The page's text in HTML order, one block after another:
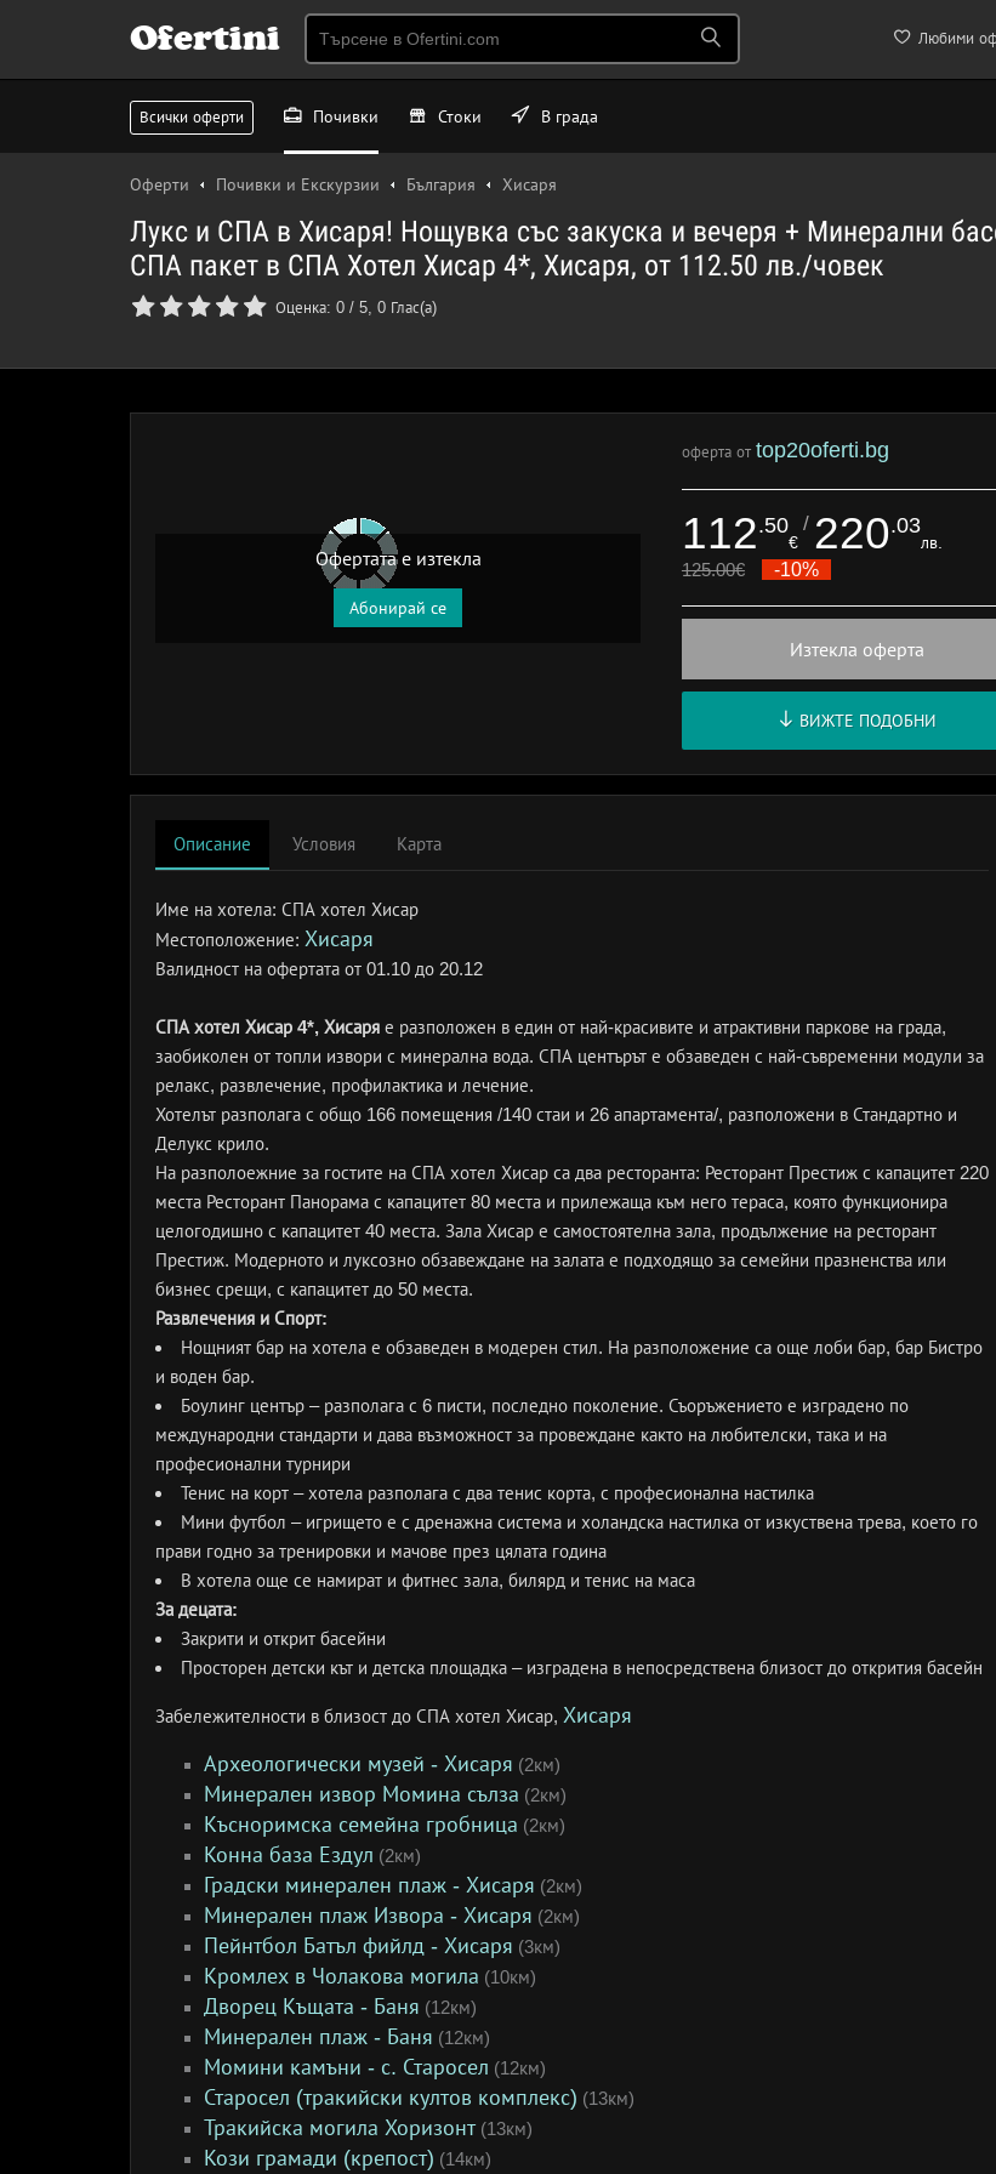
Любими
Ofertini
Всички оферти Почивки Стоки В града
Оферти Почивки и Екскурзии България Хисаря
Лукс и СПА в Хисаря! Нощувка със закуска и вечеря + Минерални
СПА пакет в СПА Хотел Хисар 4*, Хисаря, от 112.50 лв./човек
Оценка: 0 / 5, 0 Глас(а)
Офертата е изтекла
Абонирай се
оферта от top20oferti.bg
112.50
€
/ 220.03
лв.
125.00€ -10%
Изтекла оферта
ВИЖТЕ ПОДОБНИ
Описание Условия Карта
Име на хотела: СПА хотел Хисар
Местоположение: Хисаря
Валидност на офертата от 01.10 до 20.12
СПА хотел Хисар 4*, Хисаря е разположен в един от най-красивите и атрактивни паркове на града,
заобиколен от топли извори с минерална вода. СПА центърът е обзаведен с най-съвременни модули за
релакс, развлечение, профилактика и лечение.
Хотелът разполага с общо 166 помещения /140 стаи и 26 апартамента/, разположени в Стандартно и
Делукс крило.
На разполоежние за гостите на СПА хотел Хисар са два ресторанта: Ресторант Престиж с капацитет 220
места Ресторант Панорама с капацитет 80 места и прилежаща към него тераса, която функционира
целогодишно с капацитет 40 места. Зала Хисар е самостоятелна зала, продължение на ресторант
Престиж. Модерното и луксозно обзавеждане на залата е подходящо за семейни празненства или
бизнес срещи, с капацитет до 50 места.
Развлечения и Спорт:
Нощният бар на хотела е обзаведен в модерен стил. На разположение са още лоби бар, бар Бистро
и воден бар.
Боулинг център – разполага с 6 писти, последно поколение. Съоръжението е изградено по
международни стандарти и дава възможност за провеждане както на любителски, така и на
професионални турнири
Тенис на корт – хотела разполага с два тенис корта, с професионална настилка
Мини футбол – игрището е с дренажна система и холандска настилка от изкуствена трева, което го
прави годно за тренировки и мачове през цялата година
В хотела още се намират и фитнес зала, билярд и тенис на маса
За децата:
Закрити и открит басейни
Просторен детски кът и детска площадка – изградена в непосредствена близост до открития басейн
Забележителности в близост до СПА хотел Хисар, Хисаря
Археологически музей - Хисаря (2км)
Минерален извор Момина сълза (2км)
Късноримска семейна гробница (2км)
Конна база Ездул (2км)
Градски минерален плаж - Хисаря (2км)
Минерален плаж Извора - Хисаря (2км)
Пейнтбол Батъл фийлд - Хисаря (3км)
Кромлех в Чолакова могила (10км)
Дворец Къщата - Баня (12км)
Минерален плаж - Баня (12км)
Момини камъни - с. Старосел (12км)
Старосел (тракийски култов комплекс) (13км)
Тракийска могила Хоризонт(13км)
Кози грамади (крепост) (14км)